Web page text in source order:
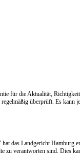
für die Aktualität,
überprüft. Es kann
das Landgericht Hamburg
zu verantworten sind. Dies